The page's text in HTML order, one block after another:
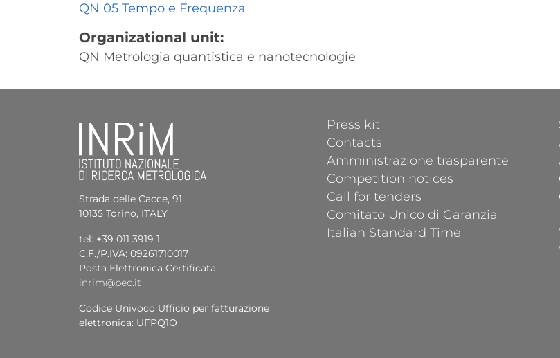
QN 05 Tempo e Frequenza
Organizational unit:
QN Metrologia quantistica e nanotecnologie
Strada delle Cacce, 91
10135 Torino, ITALY
tel: +39 011 3919 1
C.F./P.IVA: 09261710017
Posta Elettronica Certificata:
inrim@pec.it
Codice Univoco Ufficio per fatturazione
elettronica: UFPQ1O
FOOTER 1
Press kit
Contacts
Amministrazione trasparente
Competition notices
Call for tenders
Comitato Unico di Garanzia
Italian Standard Time